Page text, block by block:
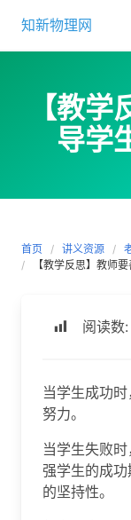
content
知新物理网
【教
导学
首页 讲义资源
【教学反思】教师
阅读数:
当学生成功
努力。
当学生失败
强学生的成
的坚持性。